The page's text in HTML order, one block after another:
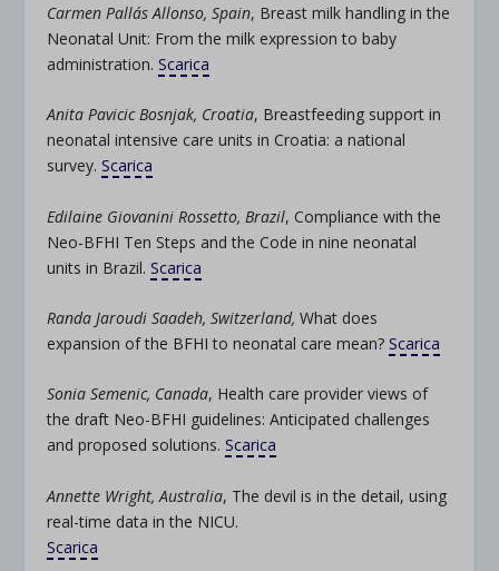
Carmen Pallás Allonso, Spain, Breast milk handling in the
Neonatal Unit: From the milk expression to baby
administration.Scarica
Anita Pavicic Bosnjak, Croatia, Breastfeeding support in
neonatal intensive care units in Croatia: a national
survey.Scarica
Edilaine Giovanini Rossetto, Brazil, Compliance with the
Neo-BFHI Ten Steps and the Code in nine neonatal
units in Brazil.Scarica
Randa Jaroudi Saadeh, Switzerland, What does
expansion of the BFHI to neonatal care mean?Scarica
Sonia Semenic, Canada, Health care provider views of
the draft Neo-BFHI guidelines: Anticipated challenges
and proposed solutions.Scarica
Annette Wright, Australia, The devil is in the detail, using
real-time data in the NICU.
Scarica